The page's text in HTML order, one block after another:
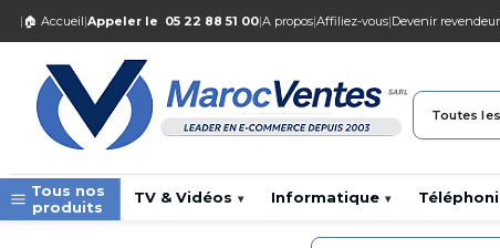
| 🏠 Accueil|Appeler le 05 22 88 51 00|A propos|Affiliez-vous|Devenir revendeur
Toutes
Tous nos
produits
TV & Vidéos ▾ Informatique ▾